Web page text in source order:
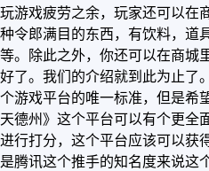
玩游戏疲劳之余，玩家还可以在
种令郎满目的东西，有饮料，道
等。除此之外，你还可以在商城
好了。我们的介绍就到此为止了
个游戏平台的唯一标准，但是希
天德州》这个平台可以有个更全
进行打分，这个平台应该可以获
是腾讯这个推手的知名度来说这